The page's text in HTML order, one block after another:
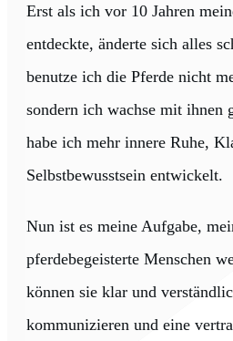
Erst als ich vor 10 Jahren
entdeckte, änderte sich alles
benutze ich die Pferde nicht
sondern ich wachse mit ihnen
habe ich mehr innere Ruhe,
Selbstbewusstsein entwickelt.
Nun ist es meine Aufgabe,
pferdebegeisterte Menschen
können sie klar und
kommunizieren und eine